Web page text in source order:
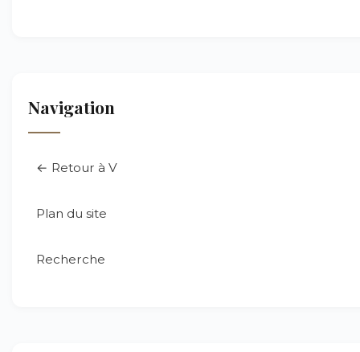
Navigation
← Retour à V
Plan du site
Recherche